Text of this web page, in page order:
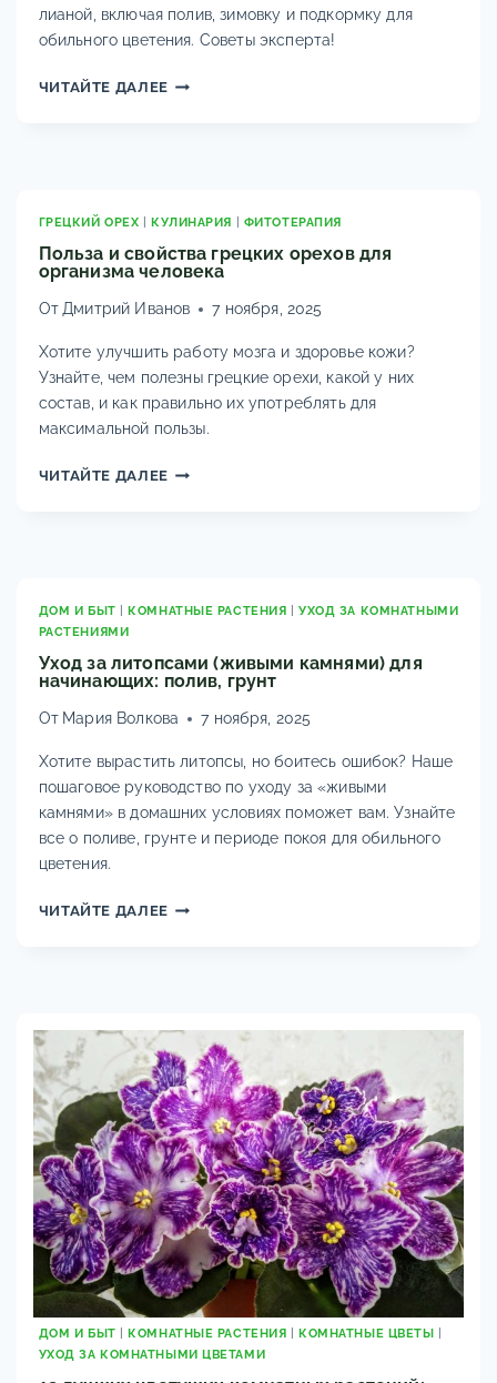
лианой, включая полив, зимовку и подкормку для
обильного цветения. Советы эксперта!
ЧИТАЙТЕ ДАЛЕЕУХОД
ДОМАШНИХ
ГРЕЦКИЙ ОРЕХ |КУЛИНАРИЯ ФИТОТЕРАПИЯ
Польза и свойства грецких орехов для
организма человека
ОтДмитрий Иванов 7 ноября, 2025
Хотите улучшить работу мозга и здоровье кожи?
Узнайте, чем полезны грецкие орехи, какой у них
состав, и как правильно их употреблять для
максимальной пользы.
ЧИТАЙТЕ ДАЛЕЕПОЛЬЗА
ОРГАНИЗМА
ДОМ И БЫТ |КОМНАТНЫЕ РАСТЕНИЯ |УХОД ЗА КОМНАТНЫМИ
РАСТЕНИЯМИ
Уход за литопсами (живыми камнями) для
начинающих: полив, грунт
От Мария Волкова 7 ноября, 2025
Хотите вырастить литопсы, но боитесь ошибок? Наше
пошаговое руководство по уходу за «живыми
камнями» в домашних условиях поможет вам. Узнайте
все о поливе, грунте и периоде покоя для обильного
цветения.
ЧИТАЙТЕ ДАЛЕЕУХОД
НАЧИНАЮЩИХ:
ПОЛИВ,
ГРУНТ
ДОМ И БЫТ |КОМНАТНЫЕ РАСТЕНИЯ |КОМНАТНЫЕ ЦВЕТЫ |
УХОД ЗА КОМНАТНЫМИ ЦВЕТАМИ